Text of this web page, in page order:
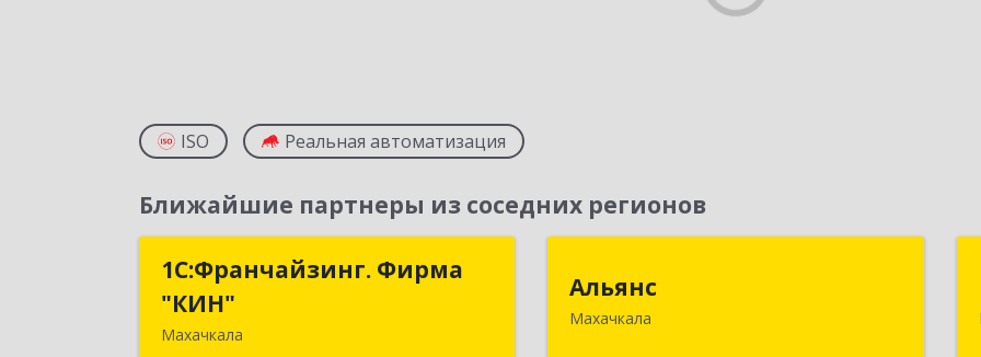
ISO Реальная автоматизация
Ближайшие партнеры из соседних регионов
1С:Франчайзинг. Фирма
"КИН"
Махачкала
1С:Франчайзинг. Фирма
Альянс
Махачкала
368000, Дагестан Респ, Махачкала г,